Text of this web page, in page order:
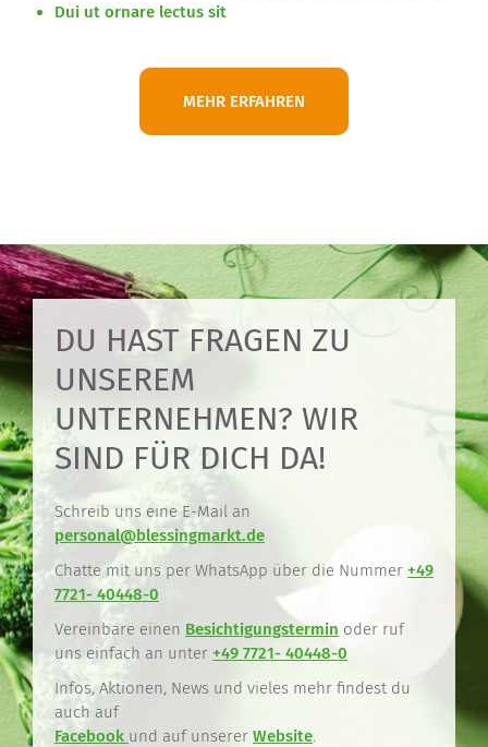
Dui ut ornare lectus sit
MEHR ERFAHREN
DU HAST FRAGEN ZU
UNSEREM
UNTERNEHMEN? WIR
SIND FÜR DICH DA!
Schreib uns eine E-Mail an
personal@blessingmarkt.de
Chatte mit uns per WhatsApp über die Nummer +49
7721- 40448-0
Vereinbare einen Besichtigungstermin oder ruf
uns einfach an unter +49 7721- 40448-0
Infos, Aktionen, News und vieles mehr findest du
auch auf
Facebook und auf unserer Website.